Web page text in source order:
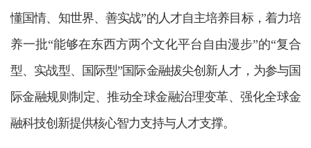
懂国情、知世界、善实战”的人才自主培养目标，着力培
养一批“能够在东西方两个文化平台自由漫步”的“复合
型、实战型、国际型”国际金融拔尖创新人才，为参与国
际金融规则制定、推动全球金融治理变革、强化全球金
融科技创新提供核心智力支持与人才支撑。